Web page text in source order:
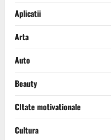
Aplicatii
Arta
Auto
Beauty
CItate motivationale
Cultura